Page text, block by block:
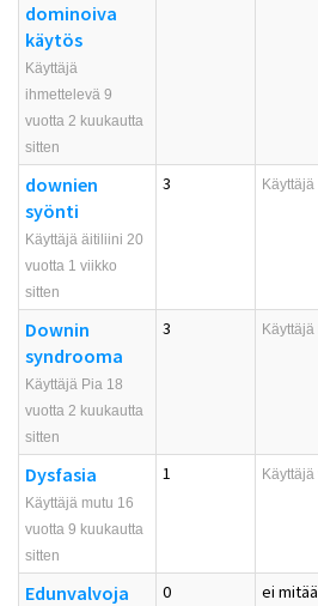
dominoiva
käytös
Käyttäjä
ihmettelevä 9
vuotta 2 kuukautta
sitten
downien
syönti
Käyttäjä äitiliini 20
vuotta 1 viikko
sitten
3 Käyttäjä
Downin
syndrooma
Käyttäjä Pia 18
vuotta 2 kuukautta
sitten
3 Käyttäjä
Dysfasia
Käyttäjä mutu 16
vuotta 9 kuukautta
sitten
1 Käyttäjä
Edunvalvoja 0 ei